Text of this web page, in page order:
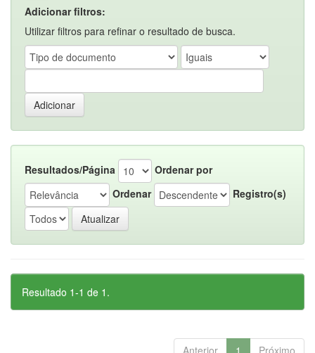
Adicionar filtros:
Utilizar filtros para refinar o resultado de busca.
Resultados/Página
Ordenar por
Ordenar
Registro(s)
Resultado 1-1 de 1.
Anterior 1 Próximo